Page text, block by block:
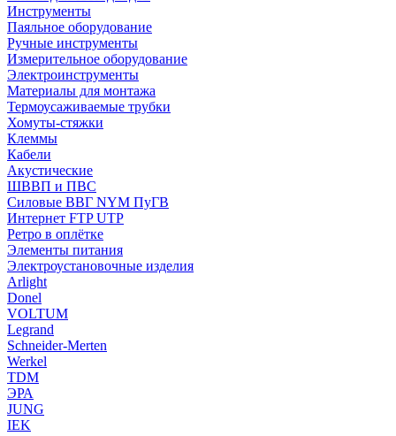
Инструменты
Паяльное оборудование
Ручные инструменты
Измерительное оборудование
Электроинструменты
Материалы для монтажа
Термоусаживаемые трубки
Хомуты-стяжки
Клеммы
Кабели
Акустические
ШВВП и ПВС
Силовые ВВГ NYM ПуГВ
Интернет FTP UTP
Ретро в оплётке
Элементы питания
Электроустановочные изделия
Arlight
Donel
VOLTUM
Legrand
Schneider-Merten
Werkel
TDM
ЭРА
JUNG
IEK